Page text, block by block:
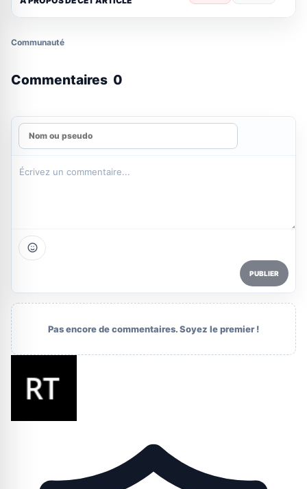
Communauté
Commentaires 0
PUBLIER
Pas encore de commentaires. Soyez le premier !